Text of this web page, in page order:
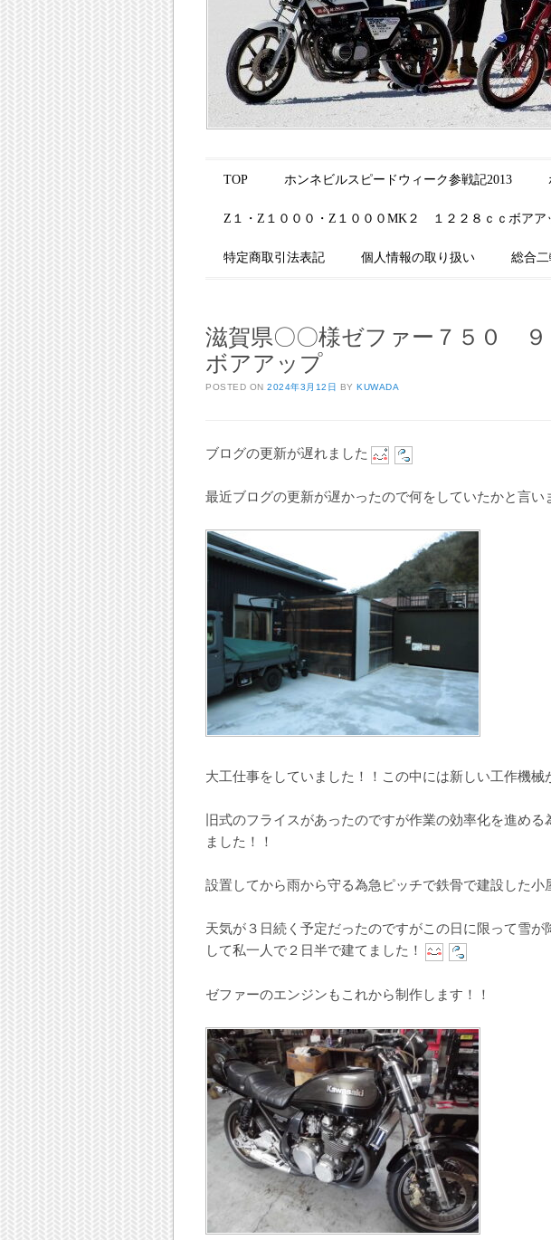
Main menu
Skip to content
TOP ホンネビルスピードウィーク参戦記2013
Z１・Z１０００・Z１０００MK２ １２２８ｃｃボアア
特定商取引法表記 個人情報の取り扱い 総合二
滋賀県〇〇様ゼファー７５０ ９
ボアアップ
POSTED ON 2024年3月12日 BY KUWADA
ブログの更新が遅れました
最近ブログの更新が遅かったので何をしていたかと言い
大工仕事をしていました！！この中には新しい工作機械
旧式のフライスがあったのですが作業の効率化を進め
ました！！
設置してから雨から守る為急ピッチで鉄骨で建設した小
天気が３日続く予定だったのですがこの日に限って雪が
して私一人で２日半で建てました！
ゼファーのエンジンもこれから制作します！！